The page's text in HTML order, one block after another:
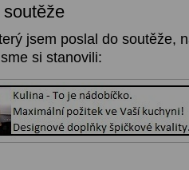
jsem poslal do soutěže,
si stanovili: